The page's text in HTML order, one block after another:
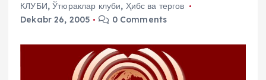
КЛУБИ,Ўтюраклар клуби, Ҳибс ва тергов
Dekabr 26, 2005
0 Comments